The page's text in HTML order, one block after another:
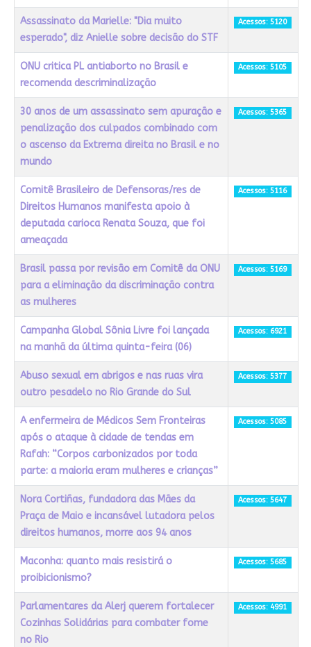
Assassinato da Marielle: "Dia muito
esperado", diz Anielle sobre decisão do STF
Acessos: 5120
ONU critica PL antiaborto no Brasil e
recomenda descriminalização
Acessos: 5105
30 anos de um assassinato sem apuração e
penalização dos culpados combinado com
o ascenso da Extrema direita no Brasil e no
mundo
Acessos: 5365
Comitê Brasileiro de Defensoras/res de
Direitos Humanos manifesta apoio à
deputada carioca Renata Souza, que foi
ameaçada
Acessos: 5116
Brasil passa por revisão em Comitê da ONU
para a eliminação da discriminação contra
as mulheres
Acessos: 5169
Campanha Global Sônia Livre foi lançada
na manhã da última quinta-feira (06)
Acessos: 6921
Abuso sexual em abrigos e nas ruas vira
outro pesadelo no Rio Grande do Sul
Acessos: 5377
A enfermeira de Médicos Sem Fronteiras
após o ataque à cidade de tendas em
Rafah: “Corpos carbonizados por toda
parte: a maioria eram mulheres e crianças”
Acessos: 5085
Nora Cortiñas, fundadora das Mães da
Praça de Maio e incansável lutadora pelos
direitos humanos, morre aos 94 anos
Acessos: 5647
Maconha: quanto mais resistirá o
proibicionismo?
Acessos: 5685
Parlamentares da Alerj querem fortalecer
Cozinhas Solidárias para combater fome
no Rio
Acessos: 4991